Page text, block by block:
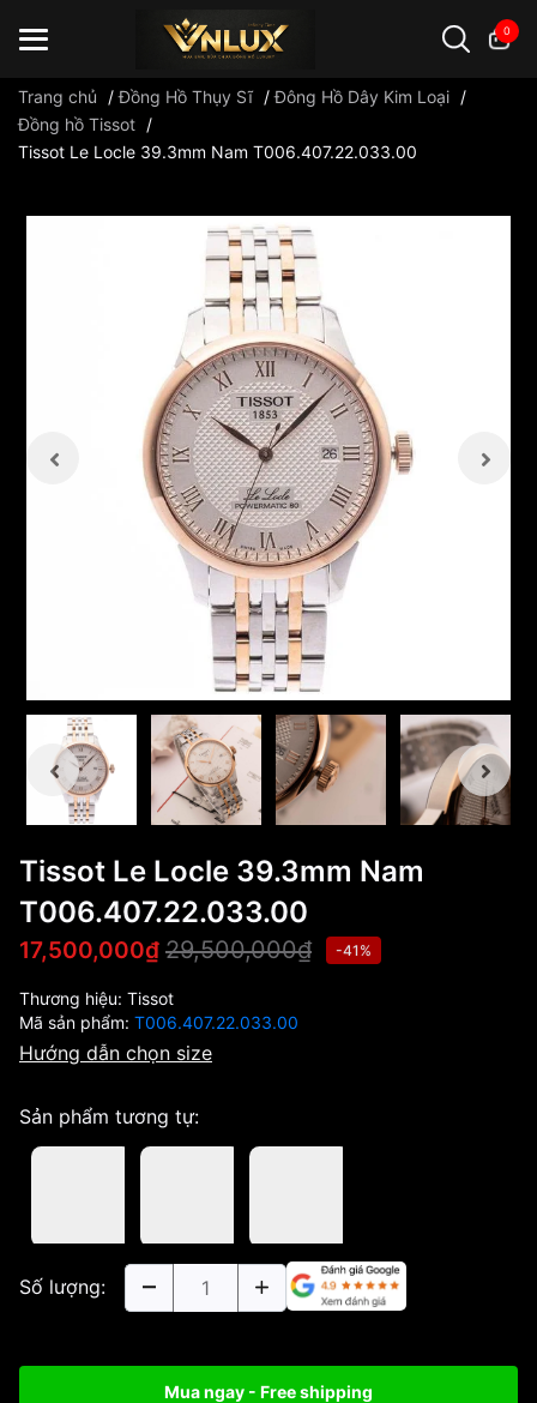
0
Đồng hồ casio đồng hồ G-Shock đồng hồ Orient ...
Trang chủ /Đồng Hồ Thụy Sĩ /Đông Hồ Dây Kim Loại /
Đồng hồ Tissot /
Tissot Le Locle 39.3mm Nam T006.407.22.033.00
Tissot Le Locle 39.3mm Nam
T006.407.22.033.00
17,500,000₫ 29,500,000₫ -41%
Thương hiệu: Tissot
Mã sản phẩm: T006.407.22.033.00
Hướng dẫn chọn size
Sản phẩm tương tự:
Số lượng:
Mua ngay - Free shipping